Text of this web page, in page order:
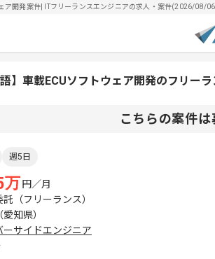
ア開発案件| ITフリーランスエンジニアの求人・案件(2026/08/
語】車載ECUソフトウェア開発のフリー
こちらの案件
週5日
万 円／月
（フリーランス）
知県）
ーサイドエンジニア